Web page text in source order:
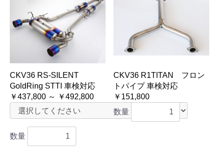
CKV36 RS-SILENT
GoldRing STTI 車検対応
￥437,800 ～ ￥492,800
数量
CKV36 R1TITAN フロン
トパイプ 車検対応
￥151,800
数量